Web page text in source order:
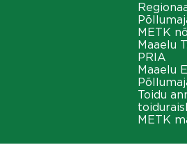
METK
Maaelu
PRIA
Maaelu
Toidu
METK